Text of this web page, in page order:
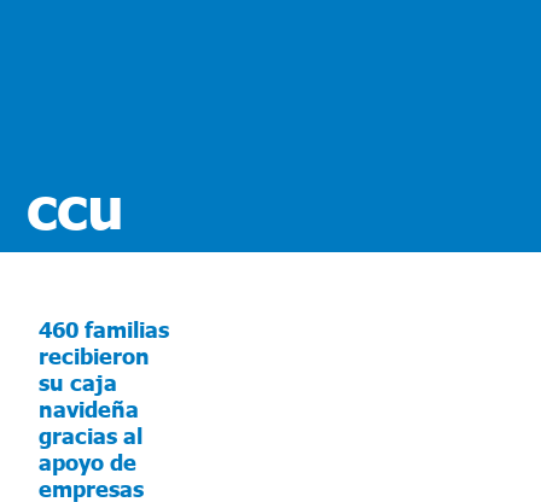
ccu
460 familias
recibieron
su caja
navideña
gracias al
apoyo de
empresas